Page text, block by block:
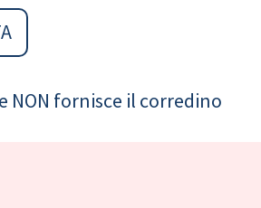
NON fornisce il corredino